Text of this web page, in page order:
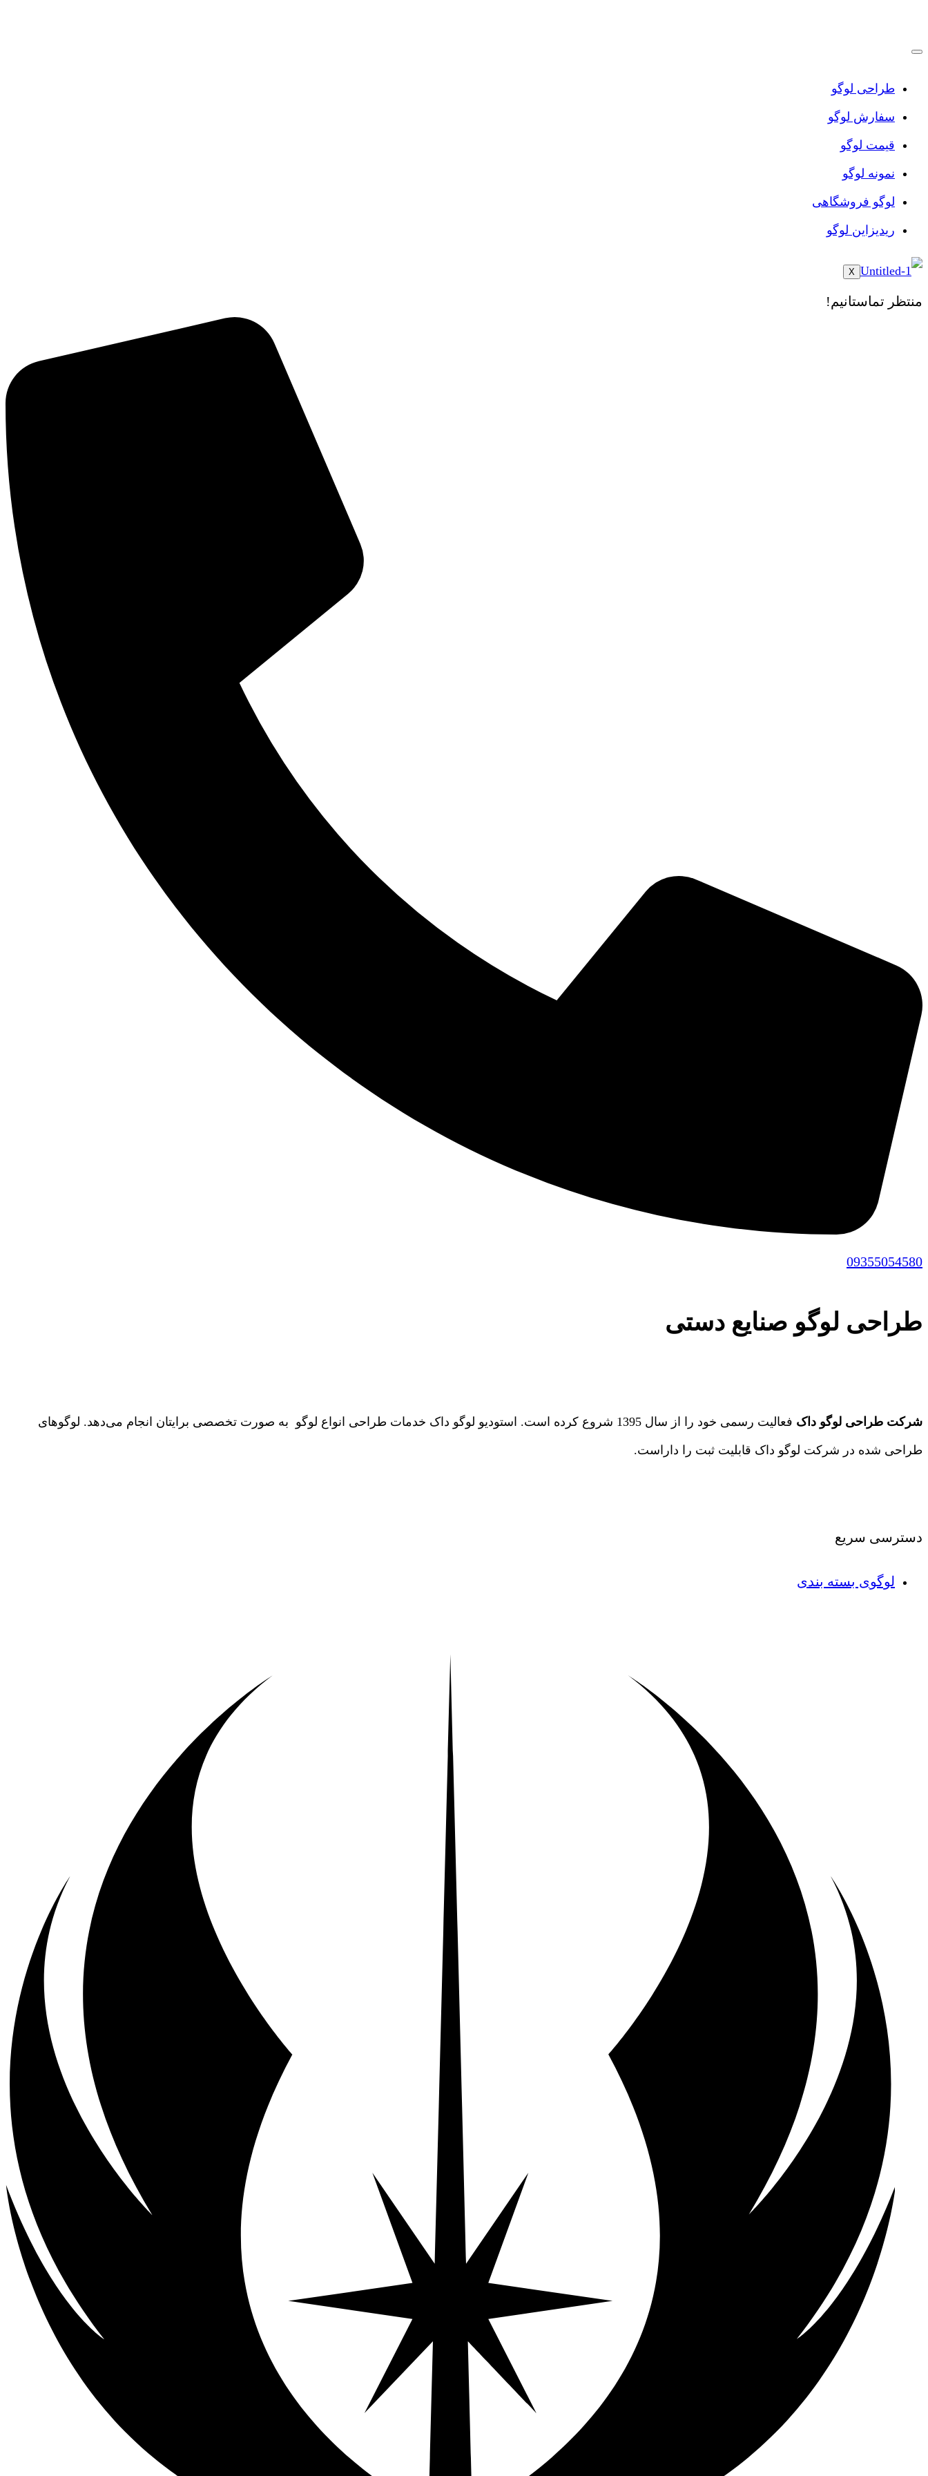
طراحی لوگو
سفارش لوگو
قیمت لوگو
نمونه لوگو
لوگو فروشگاهی
ریدیزاین لوگو
X
منتظر تماستانیم!
09355054580
طراحی لوگو صنایع دستی
شرکت طراحی لوگو داک فعالیت رسمی خود را از سال 1395 شروع کرده است. استودیو لوگو داک خدمات طراحی انواع لوگو به صورت تخصصی برایتان انجام می‌دهد. لوگوهای
طراحی شده در شرکت لوگو داک قابلیت ثبت را داراست.
دسترسی سریع
لوگوی بسته بندی